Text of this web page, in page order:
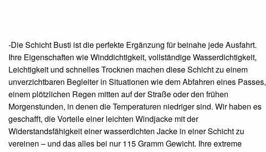
-Die Schicht Busti ist die perfekte Ergänzung für beinahe jede Ausfahrt.
Ihre Eigenschaften wie Winddichtigkeit, vollständige Wasserdichtigkeit,
Leichtigkeit und schnelles Trocknen machen diese Schicht zu einem
unverzichtbaren Begleiter in Situationen wie dem Abfahren eines Passes,
einem plötzlichen Regen mitten auf der Straße oder den frühen
Morgenstunden, in denen die Temperaturen niedriger sind. Wir haben es
geschafft, die Vorteile einer leichten Windjacke mit der
Widerstandsfähigkeit einer wasserdichten Jacke in einer Schicht zu
vereinen – und das alles bei nur 115 Gramm Gewicht. Ihre extreme